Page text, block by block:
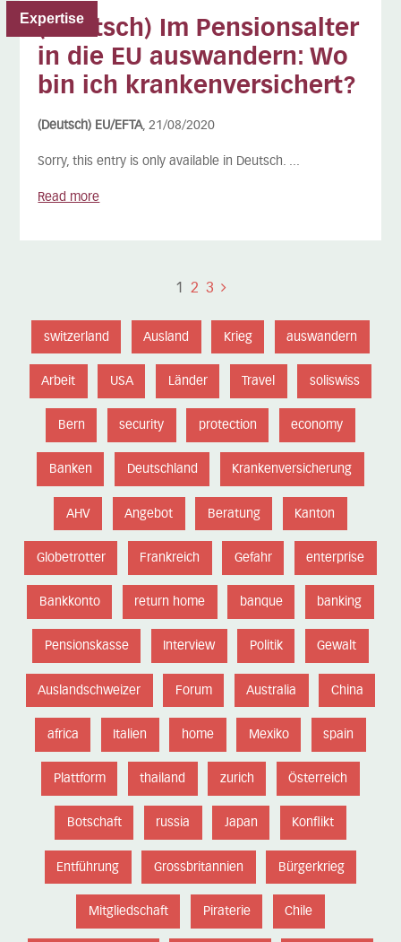
Expertise
(Deutsch) Im Pensionsalter
in die EU auswandern: Wo
bin ich krankenversichert?
(Deutsch) EU/EFTA, 21/08/2020
Sorry, this entry is only available in Deutsch. ...
Read more
1 2 3
switzerland Ausland Krieg auswandern
Arbeit USA Länder Travel soliswiss
Bern security protection economy
Banken Deutschland Krankenversicherung
AHV Angebot Beratung Kanton
Globetrotter Frankreich Gefahr enterprise
Bankkonto return home banque banking
Pensionskasse Interview Politik Gewalt
Auslandschweizer Forum Australia China
africa Italien home Mexiko spain
Plattform thailand zurich Österreich
Botschaft russia Japan Konflikt
Entführung Grossbritannien Bürgerkrieg
Mitgliedschaft Piraterie Chile